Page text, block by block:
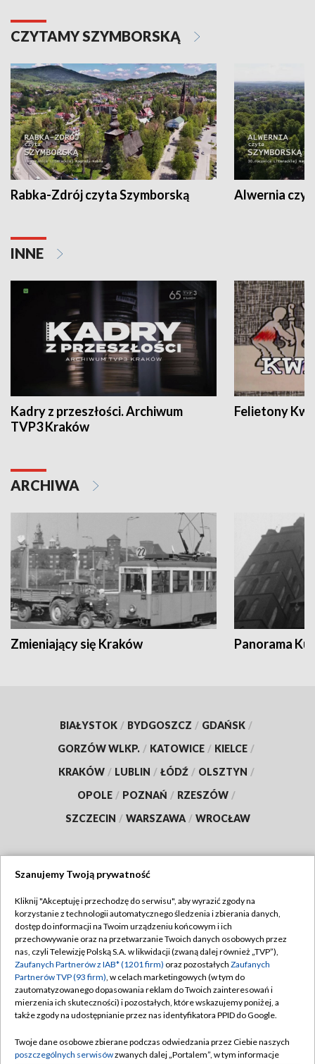
CZYTAMY SZYMBORSKĄ
Rabka-Zdrój czyta Szymborską Alwernia
INNE
Kadry z przeszłości. Archiwum
TVP3 Kraków
Felietony
ARCHIWA
Zmieniający się Kraków Panorama
BIAŁYSTOK / BYDGOSZCZ / GDAŃSK /
GORZÓW WLKP. / KATOWICE / KIELCE /
KRAKÓW / LUBLIN / ŁÓDŹ / OLSZTYN /
OPOLE / POZNAŃ / RZESZÓW /
SZCZECIN / WARSZAWA / WROCŁAW
TVP
Abonament TVP
Emisja w TVP
Centrum informacji TVP
Naziemna Telewizja Cyfrowa
Rada Programowa
Regulamin TVP
Polityka prywatności
Moje zgody
Pomoc
Kontakt
Szanujemy Twoją prywatność
Kliknij "Akceptuję i przechodzę do serwisu", aby wyrazić zgody na
korzystanie z technologii automatycznego śledzenia i zbierania danych,
dostęp do informacji na Twoim urządzeniu końcowym i ich
przechowywanie oraz na przetwarzanie Twoich danych osobowych przez
nas, czyli Telewizję Polską S.A. w likwidacji (zwaną dalej również „TVP”),
Zaufanych Partnerów z IAB* (1201 firm) oraz pozostałych Zaufanych
Partnerów TVP (93 firm), w celach marketingowych (w tym do
zautomatyzowanego dopasowania reklam do Twoich zainteresowań i
mierzenia ich skuteczności) i pozostałych, które wskazujemy poniżej, a
także zgody na udostępnianie przez nas identyfikatora PPID do Google.
Twoje dane osobowe zbierane podczas odwiedzania przez Ciebie naszych
poszczególnych serwisówzwanych dalej „Portalem”, w tym informacje